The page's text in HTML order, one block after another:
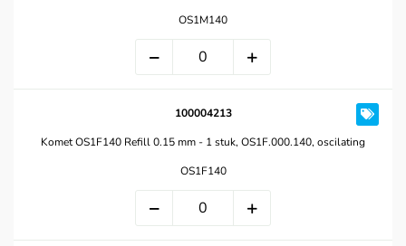
OS1M140
100004213
Komet OS1F140 Refill 0.15 mm - 1 stuk, OS1F.000.140, oscilating
OS1F140